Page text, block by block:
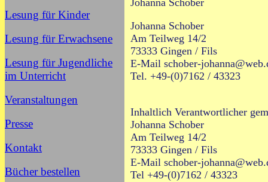
Lesung für Kinder
Lesung für Erwachsene
Lesung für Jugendliche
im Unterricht
Veranstaltungen
Presse
Kontakt
Bücher bestellen
Johanna Schober
Johanna Schober
Am Teilweg 14/2
73333 Gingen / Fils
E-Mail schober-
Tel. +49-(0)7162 / 43323
Inhaltlich Verantwortlicher
Johanna Schober
Am Teilweg 14/2
73333 Gingen / Fils
E-Mail schober-
Tel +49-(0)7162 / 43323